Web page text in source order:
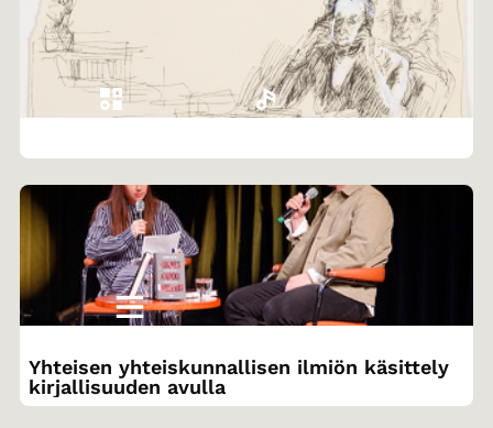
Yhteisen yhteiskunnallisen ilmiön käsittely
kirjallisuuden avulla